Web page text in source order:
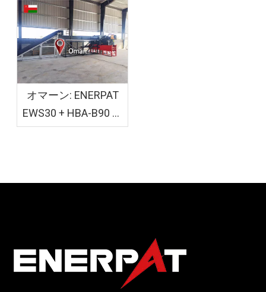
れました
オマーン: ENERPAT
EWS30 + HBA-B90 木
材シェービングおよ